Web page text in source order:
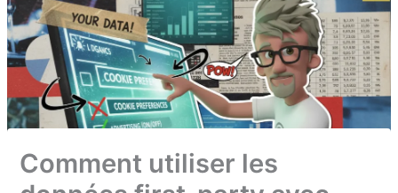
Comment utiliser les